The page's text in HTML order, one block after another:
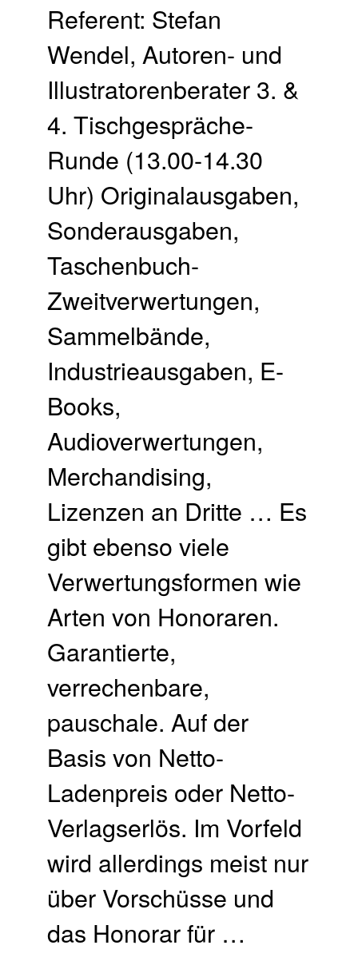
Referent: Stefan
Wendel, Autoren- und
Illustratorenberater 3. &
4. Tischgespräche-
Runde (13.00-14.30
Uhr) Originalausgaben,
Sonderausgaben,
Taschenbuch-
Zweitverwertungen,
Sammelbände,
Industrieausgaben, E-
Books,
Audioverwertungen,
Merchandising,
Lizenzen an Dritte … Es
gibt ebenso viele
Verwertungsformen wie
Arten von Honoraren.
Garantierte,
verrechenbare,
pauschale. Auf der
Basis von Netto-
Ladenpreis oder Netto-
Verlagserlös. Im Vorfeld
wird allerdings meist nur
über Vorschüsse und
das Honorar für …